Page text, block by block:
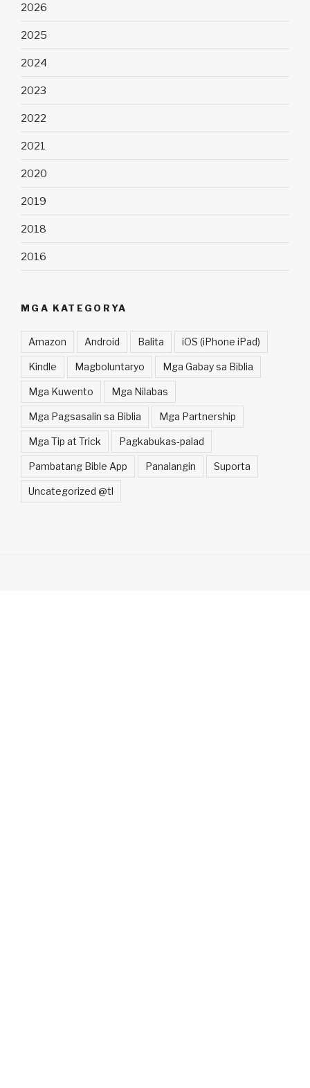
2026
2025
2024
2023
2022
2021
2020
2019
2018
2016
MGA KATEGORYA
Amazon Android Balita iOS (iPhone iPad)
Kindle Magboluntaryo Mga Gabay sa Biblia
Mga Kuwento Mga Nilabas
Mga Pagsasalin sa Biblia Mga Partnership
Mga Tip at Trick Pagkabukas-palad
Pambatang Bible App Panalangin Suporta
Uncategorized @tl